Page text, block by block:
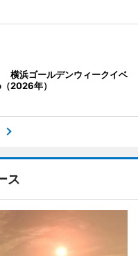
横浜ゴールデンウィークイベ
2026年）
ス